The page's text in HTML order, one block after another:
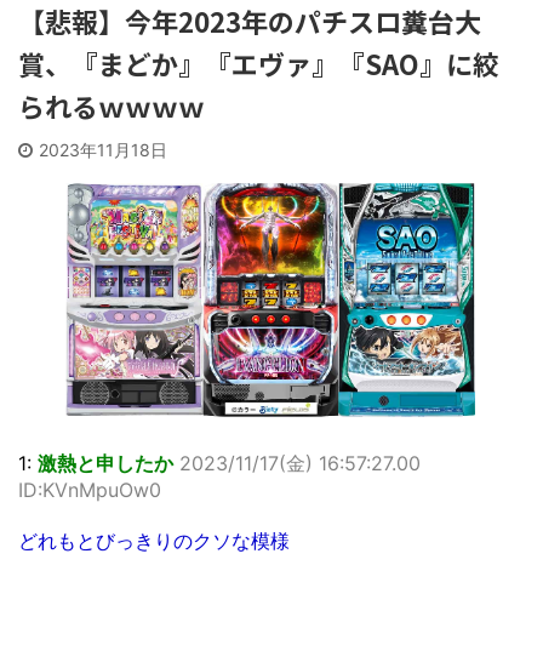
【悲報】今年2023年のパチスロ糞台大
賞、『まどか』『エヴァ』『SAO』に絞
られるｗｗｗｗ
2023年11月18日
1: 激熱と申したか 2023/11/17(金) 16:57:27.00
ID:KVnMpuOw0
どれもとびっきりのクソな模様